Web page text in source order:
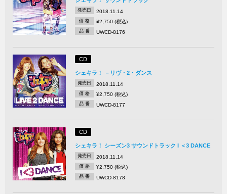
発売日 2018.11.14
価 格 ¥2,750 (税込)
品 番 UWCD-8176
CD
シェキラ！ －リヴ・2・ダンス
発売日 2018.11.14
価 格 ¥2,750 (税込)
品 番 UWCD-8177
CD
シェキラ！ シーズン3 サウンドトラック I ＜3 DANCE
発売日 2018.11.14
価 格 ¥2,750 (税込)
品 番 UWCD-8178